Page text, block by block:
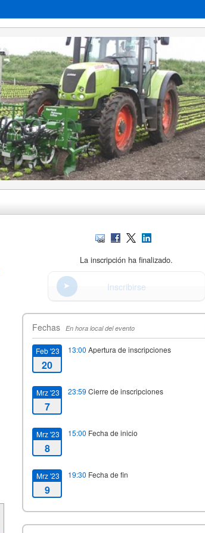
La inscripción ha finalizado.
Inscribirse
Fechas En hora local del evento
Feb '23
20
13:00 Apertura de inscripciones
Mrz '23
7
23:59 Cierre de inscripciones
Mrz '23
8
15:00 Fecha de inicio
Mrz '23
9
19:30 Fecha de fin